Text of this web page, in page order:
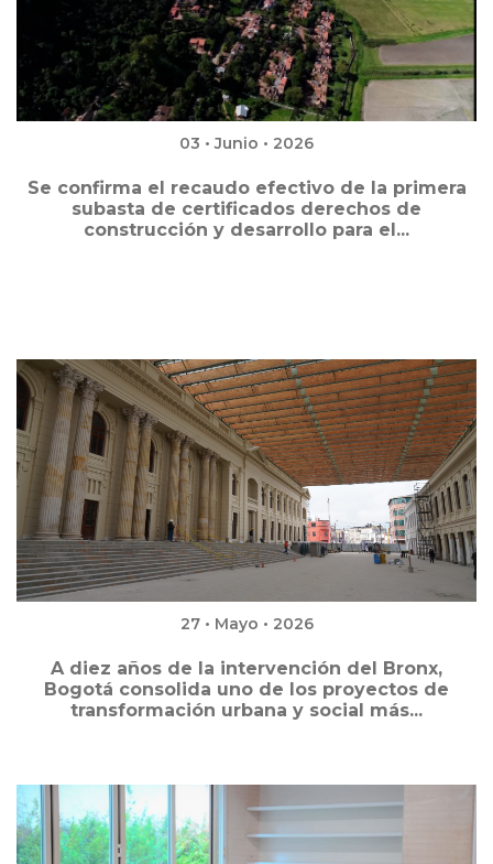
03 • Junio • 2026
Se confirma el recaudo efectivo de la primera
subasta de certificados derechos de
construcción y desarrollo para el...
27 • Mayo • 2026
A diez años de la intervención del Bronx,
Bogotá consolida uno de los proyectos de
transformación urbana y social más...